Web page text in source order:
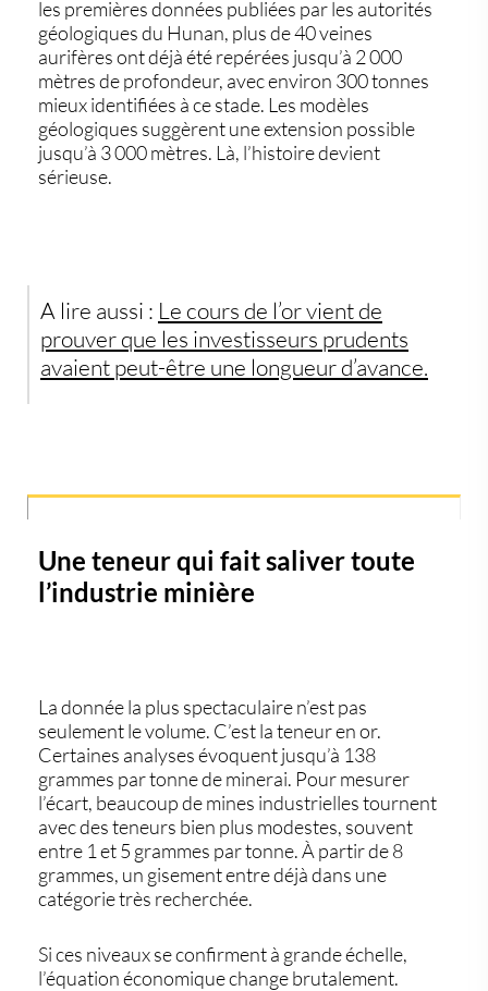
les premières données publiées par les autorités
géologiques du Hunan, plus de 40 veines
aurifères ont déjà été repérées jusqu’à 2 000
mètres de profondeur, avec environ 300 tonnes
mieux identifiées à ce stade. Les modèles
géologiques suggèrent une extension possible
jusqu’à 3 000 mètres. Là, l’histoire devient
sérieuse.
A lire aussi : Le cours de l’or vient de
prouver que les investisseurs prudents
avaient peut-être une longueur d’avance.
Une teneur qui fait saliver toute
l’industrie minière
La donnée la plus spectaculaire n’est pas
seulement le volume. C’est lateneur en or.
Certaines analyses évoquent jusqu’à 138
grammes par tonne de minerai. Pour mesurer
l’écart, beaucoup de mines industrielles tournent
avec des teneurs bien plus modestes, souvent
entre 1 et 5 grammes par tonne. À partir de 8
grammes, un gisement entre déjà dans une
catégorie très recherchée.
Si ces niveaux se confirment à grande échelle,
l’équation économique change brutalement.